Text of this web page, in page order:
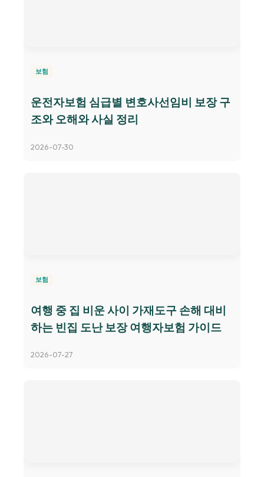
보험
운전자보험 심급별 변호사선임비 보장 구
조와 오해와 사실 정리
2026-07-30
보험
여행 중 집 비운 사이 가재도구 손해 대비
하는 빈집 도난 보장 여행자보험 가이드
2026-07-27